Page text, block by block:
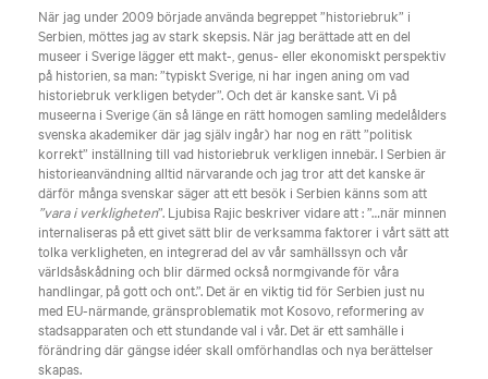
När jag under 2009 började använda begreppet ”historiebruk” i
Serbien, möttes jag av stark skepsis. När jag berättade att en del
museer i Sverige lägger ett makt-, genus- eller ekonomiskt perspektiv
på historien, sa man: ”typiskt Sverige, ni har ingen aning om vad
historiebruk verkligen betyder”. Och det är kanske sant. Vi på
museerna i Sverige (än så länge en rätt homogen samling medelålders
svenska akademiker där jag själv ingår) har nog en rätt ”politisk
korrekt” inställning till vad historiebruk verkligen innebär. I Serbien är
historieanvändning alltid närvarande och jag tror att det kanske är
därför många svenskar säger att ett besök i Serbien känns som att
”vara i verkligheten”. Ljubisa Rajic beskriver vidare att : ”…när minnen
internaliseras på ett givet sätt blir de verksamma faktorer i vårt sätt att
tolka verkligheten, en integrerad del av vår samhällssyn och vår
världsåskådning och blir därmed också normgivande för våra
handlingar, på gott och ont.”. Det är en viktig tid för Serbien just nu
med EU-närmande, gränsproblematik mot Kosovo, reformering av
stadsapparaten och ett stundande val i vår. Det är ett samhälle i
förändring där gängse idéer skall omförhandlas och nya berättelser
skapas.